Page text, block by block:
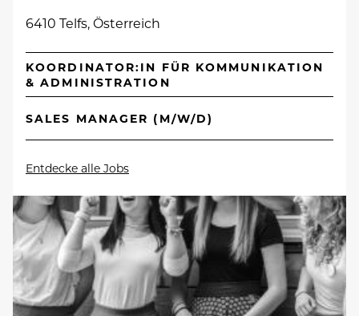
6410 Telfs, Österreich
KOORDINATOR:IN FÜR KOMMUNIKATION
& ADMINISTRATION
SALES MANAGER (M/W/D)
Entdecke alle Jobs